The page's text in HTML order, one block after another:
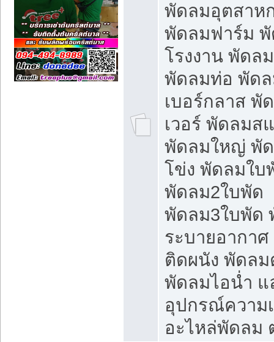
พัดลมอุตสาห
พัดลมฟาร์ม
โรงงาน พัดล
พัดลมท่อ พัด
เบอร์กลาส พั
เวอร์ พัดลมส
พัดลมใหญ่ พั
โข่ง พัดลมใบ
พัดลม2ใบพัด
พัดลม3ใบพัด
ระบายอากา
ติดผนัง พัดล
พัดลมไอน่ำ แ
อุปกรณ์ความ
อะไหล่พัดลม